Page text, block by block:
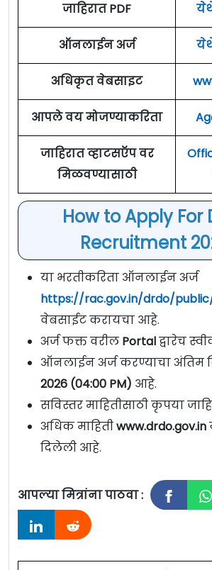
जाहिरात PDF
ऑनलाईन अर्ज
अधिकृत वेबसाइट
आपले वय मोजण्याकरिता
जाहिरात व्हाटसऍप वर
मिळवण्यासाठी
How to Apply For
Recruitment
या भरतीकरिता ऑनलाईन अर्ज
https://rac.gov.in/drdo/
वेबसाईट करायचा आहे.
अर्ज फक्त वरील Portalद्वारेच
ऑनलाईन अर्ज करण्याचा अंतिम
2026 (04:00 PM) आहे.
सविस्तर माहितीसाठी कृपया
अधिक माहितीwww.drdo.gov.in
दिलेली आहे.
आपल्या मित्रांना पाठवा :